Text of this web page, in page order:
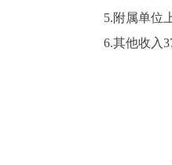
5.附属单位上
6.其他收入